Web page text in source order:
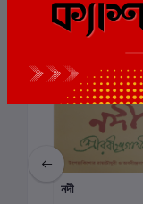
নদী